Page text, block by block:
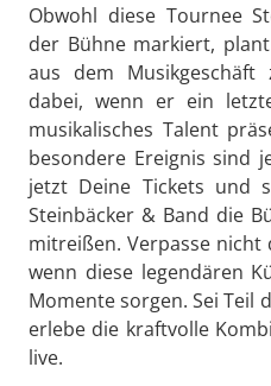
Obwohl diese Tournee
der Bühne markiert,
aus dem Musikgeschäft
dabei, wenn er ein
musikalisches Talent
besondere Ereignis sind
jetzt Deine Tickets und
Steinbäcker & Band die
mitreißen. Verpasse nicht
wenn diese legendären
Momente sorgen. Sei Teil
erlebe die kraftvolle
live.